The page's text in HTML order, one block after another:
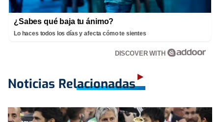
¿Sabes qué baja tu ánimo?
Lo haces todos los días y afecta cómo te sientes
DISCOVER WITH
Noticias Relacionadas